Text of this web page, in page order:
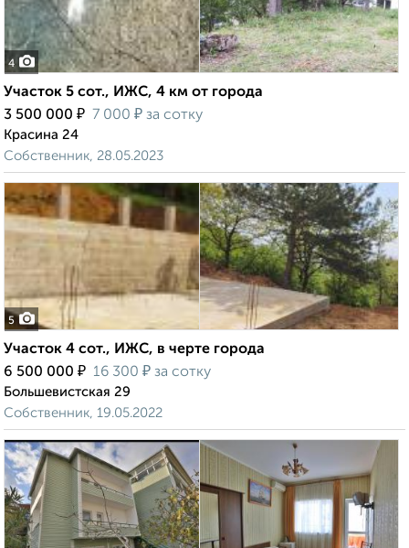
4
Участок 5 сот., ИЖС, 4 км от города
3 500 000 ₽ 7 000 ₽ за сотку
Красина 24
Собственник, 28.05.2023
5
Участок 4 сот., ИЖС, в черте города
6 500 000 ₽ 16 300 ₽ за сотку
Большевистская 29
Собственник, 19.05.2022